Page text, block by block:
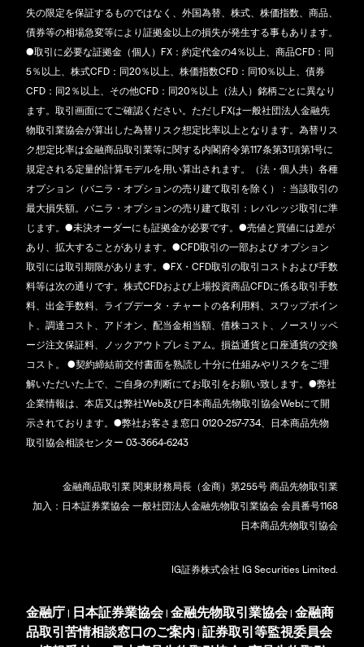
失の限定を保証するものではなく、外国為替、株式、株価指数、商品、
債券等の相場急変等により証拠金以上の損失が発生する事もあります。
●取引に必要な証拠金（個人）FX：約定代金の4％以上、商品CFD：同
5％以上、株式CFD：同20％以上、株価指数CFD：同10％以上、債券
CFD：同2％以上、その他CFD：同20％以上（法人）銘柄ごとに異なり
ます。取引画面にてご確認ください。ただしFXは一般社団法人金融先
物取引業協会が算出した為替リスク想定比率以上となります。為替リス
ク想定比率は金融商品取引業等に関する内閣府令第117条第31項第1号に
規定される定量的計算モデルを用い算出されます。（法・個人共）各種
オプション（バニラ・オプションの売り建て取引を除く）：当該取引の
最大損失額。バニラ・オプションの売り建て取引：レバレッジ取引に準
じます。●未決オーダーにも証拠金が必要です。●売値と買値には差が
あり、拡大することがあります。●CFD取引の一部および オプション
取引には取引期限があります。●FX・CFD取引の取引コストおよび手数
料等は次の通りです。株式CFDおよび上場投資商品CFDに係る取引手数
料、出金手数料、ライブデータ・チャートの各利用料、スワップポイン
ト、調達コスト、アドオン、配当金相当額、借株コスト、ノースリッペ
ージ注文保証料、ノックアウトプレミアム。損益通貨と口座通貨の交換
コスト。 ●契約締結前交付書面を熟読し十分に仕組みやリスクをご理
解いただいた上で、ご自身の判断にてお取引をお願い致します。●弊社
企業情報は、本店又は弊社Web及び日本商品先物取引協会Webにて開
示されております。●弊社お客さま窓口 0120-257-734、日本商品先物
取引協会相談センター 03-3664-6243
金融商品取引業 関東財務局長（金商）第255号 商品先物取引業
加入：日本証券業協会 一般社団法人金融先物取引業協会 会員番号1168
日本商品先物取引協会
IG証券株式会社 IG Securities Limited.
金融庁 | 日本証券業協会| 金融先物取引業協会| 金融商
品取引苦情相談窓口のご案内 | 証券取引等監視委員会